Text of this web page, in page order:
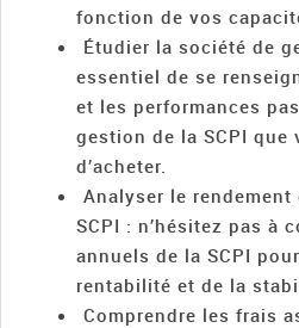
fonction de vos
Étudier la société de
essentiel de se
et les performances
gestion de la SCPI que
d’acheter.
Analyser le
SCPI : n’hésitez pas à
annuels de la SCPI
rentabilité et de la
Comprendre les frais